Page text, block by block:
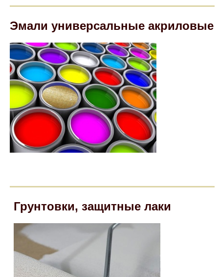
Эмали универсальные акриловые
Грунтовки, защитные лаки